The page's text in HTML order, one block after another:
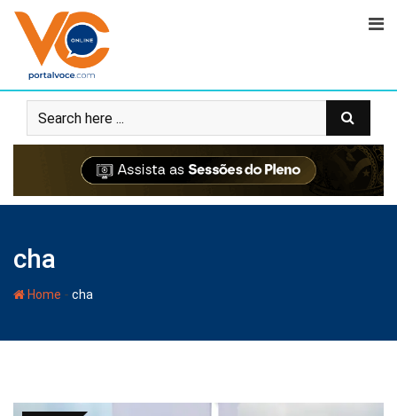
cha
Home - cha